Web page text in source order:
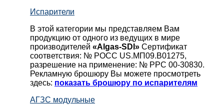
Испарители
В этой категории мы представляем Вам
продукцию от одного из ведущих в мире
производителей «Algas-SDI» Сертификат
соответствия: № РОСС US.МП09.В01275,
разрешение на применение: № РРС 00-30830.
Рекламную брошюру Вы можете просмотреть
здесь: показать брошюру по испарителям
АГЗС модульные